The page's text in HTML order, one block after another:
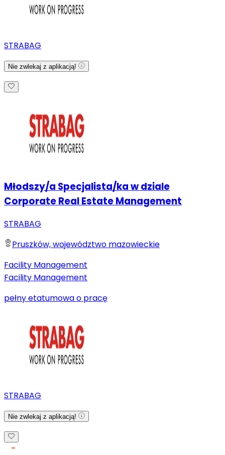
STRABAG
Nie zwlekaj z aplikacją!
Młodszy/a Specjalista/ka w dziale
Corporate Real Estate Management
STRABAG
Pruszków, województwo mazowieckie
Facility Management
Facility Management
pełny etatumowa o pracę
STRABAG
Nie zwlekaj z aplikacją!